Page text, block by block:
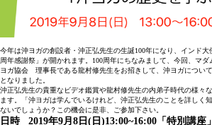
今年は沖ヨガの創設者・沖正弘先生の生誕100年になり、インド
周年感謝祭」が開かれます。100周年にちなみまして、今回、マ
ヨガ協会 理事長である龍村修先生をお招きして、沖ヨガについ
となりました。
沖正弘先生の貴重なビデオ鑑賞や龍村修先生の内弟子時代の様々
ます。
「沖ヨガは学んでいるけれど、沖正弘先生のことを詳しく
ないでしょうか？ この機会に是非、ご参加下さい。
日時 2019年9 月 8 日(日)13:00~16:00 「特別講座」